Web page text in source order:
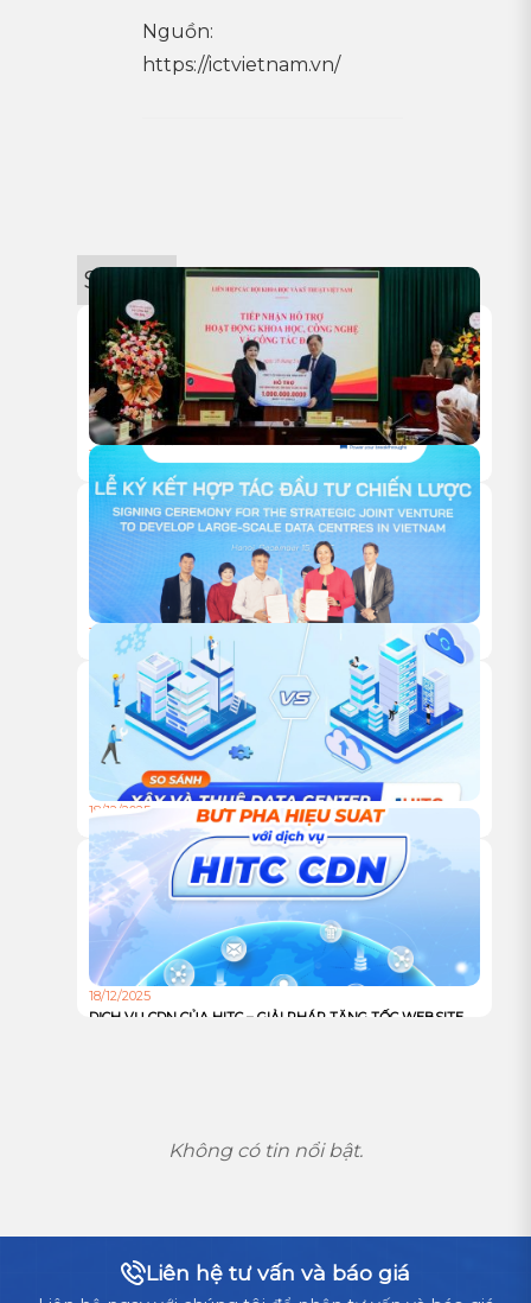
Nguồn:
https://ictvietnam.vn/
Sự kiện
18/05/2026
HITC TRAO TẶNG 1 TỶ ĐỒNG HỖ TRỢ HOẠT ĐỘNG NGHIÊN
CỨU KHOA HỌC CỦA VUSTA
18/12/2025
HỘI NGHỊ KHÁCH HÀNG HITC 2025 – VỮNG BƯỚC ĐỒNG
HÀNH, VƯƠN XA CÙNG HẠ TẦNG XANH
18/12/2025
TỰ XÂY HAY THUÊ TRUNG TÂM DỮ LIỆU: ĐÂU LÀ LỰA
CHỌN TỐI ƯU CHO DOANH NGHIỆP?
18/12/2025
DỊCH VỤ CDN CỦA HITC – GIẢI PHÁP TĂNG TỐC WEBSITE
Không có tin nổi bật.
Liên hệ tư vấn và báo giá